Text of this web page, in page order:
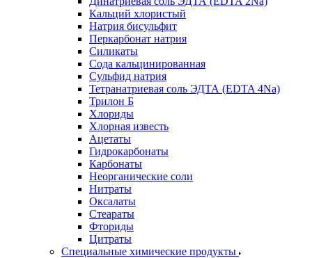
Кальций хлористый
Натрия бисульфит
Перкарбонат натрия
Силикаты
Сода кальцинированная
Сульфид натрия
Тетранатриевая соль ЭДТА (EDTA 4Na)
Трилон Б
Хлориды
Хлорная известь
Ацетаты
Гидрокарбонаты
Карбонаты
Неорганические соли
Нитраты
Оксалаты
Стеараты
Фториды
Цитраты
Специальные химические продукты